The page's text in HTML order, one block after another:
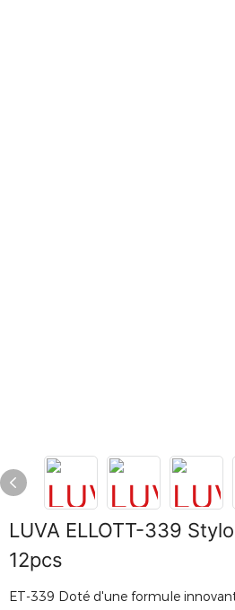
LUVA ELLOTT-339
12pcs
ET-339 Doté d'une formule